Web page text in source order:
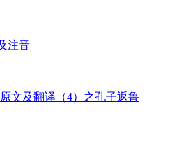
注音
原文及翻译（4）之孔子返鲁